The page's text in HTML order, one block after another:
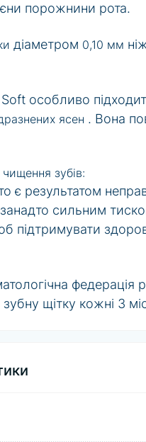
порожнини рота.
діаметром 0,10 мм
особливо
ясен . Вона
зубів:
є результатом
сильним
підтримувати
щітку кожні 3